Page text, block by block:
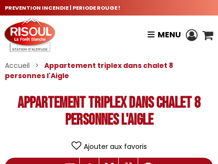
PREVENTION INCENDIE | PERIODE ROUGE !
MENU
Accueil >
Appartement triplex dans chalet 8
personnes l'Aigle
Appartement triplex dans chalet 8
personnes l'Aigle
Ajouter aux favoris